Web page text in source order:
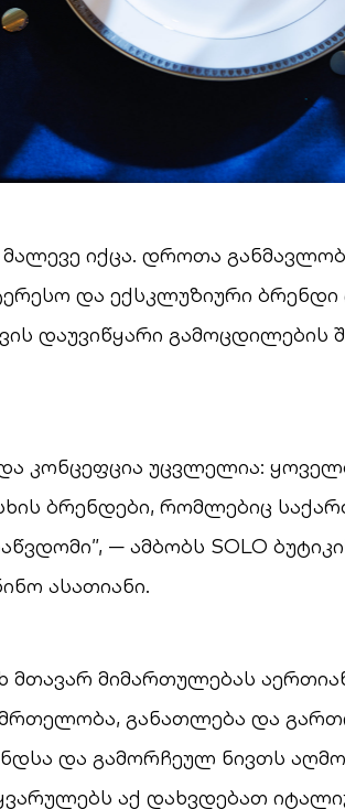
იქცა. დროთა
და ექსკლუზიური
დაუვიწყარი გამოცდილების
კონცეფცია უცვლელია:
ბრენდები, რომლებიც
— ამბობს SOLO
ასათიანი.
მთავარ მიმართულებას
განათლება და
და გამორჩეულ ნივთს
აქ დახვდებათ